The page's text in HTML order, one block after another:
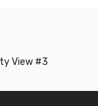
View #3